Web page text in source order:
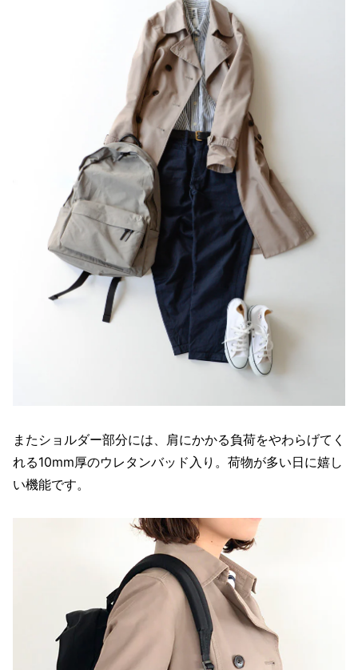
またショルダー部分には、肩にかかる負荷をやわらげてく
れる10mm厚のウレタンバッド入り。荷物が多い日に嬉し
い機能です。